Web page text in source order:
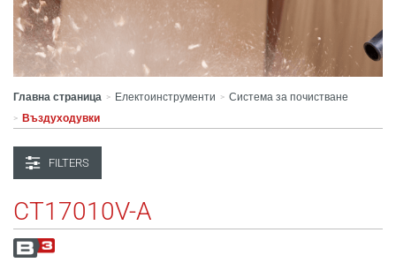
Главна страница > Електоинструменти > Система за почистване
> Въздуходувки
FILTERS
CT17010V-A